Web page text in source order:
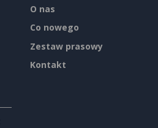
O nas
Co nowego
Zestaw prasowy
Kontakt